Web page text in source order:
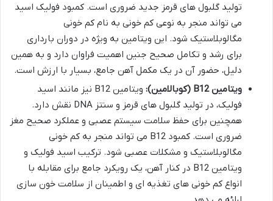
تولید گلبول های قرمز جدید ضروری است. کمبود فولیک اسید
می تواند منجر به نوعی کم خونی به نام کم خونی
مگالوبلاستیک شود. این ویتامین به ویژه در دوران بارداری
برای رشد و تکامل صحیح جنین اهمیت فراوان دارد و به همین
دلیل، حضور آن در یک مکمل آهن جامع، بسیار با ارزش است.
ویتامین B12 (کوبالامین):
ویتامین B12 نیز مانند اسید
فولیک، در تولید گلبول های قرمز و سنتز DNA نقش دارد.
همچنین برای حفظ سلامت سیستم عصبی و عملکرد صحیح مغز
ضروری است. کمبود B12 می تواند منجر به کم خونی
مگالوبلاستیک و مشکلات عصبی شود. ترکیب اسید فولیک و
ویتامین B12 در کنار آهن، یک رویکرد جامع برای مقابله با
انواع کم خونی های تغذیه ای و اطمینان از سلامت خون سازی